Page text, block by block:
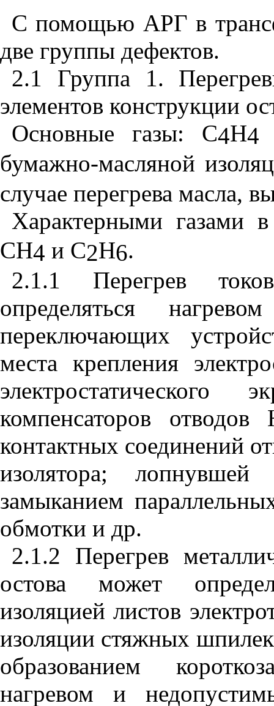
С помощью АРГ в
две группы дефектов.
2.1 Группа 1.
элементов конструкции
Основные газы: C4H4
бумажно-масляной
случае перегрева масла,
Характерными газами
CH4 и C2H6.
2.1.1 Перегрев
определяться
переключающих
места крепления
электростатического
компенсаторов
контактных соединений
изолятора;
замыканием
обмотки и др.
2.1.2 Перегрев
остова может
изоляцией листов
изоляции стяжных
образованием
нагревом и